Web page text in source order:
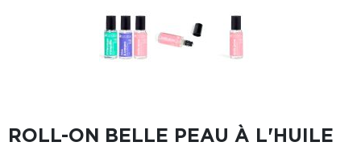
ROLL-ON BELLE PEAU À L'HUILE